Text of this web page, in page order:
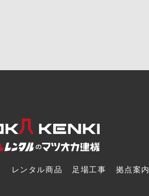
レンタル商品 足場工事 拠点案内